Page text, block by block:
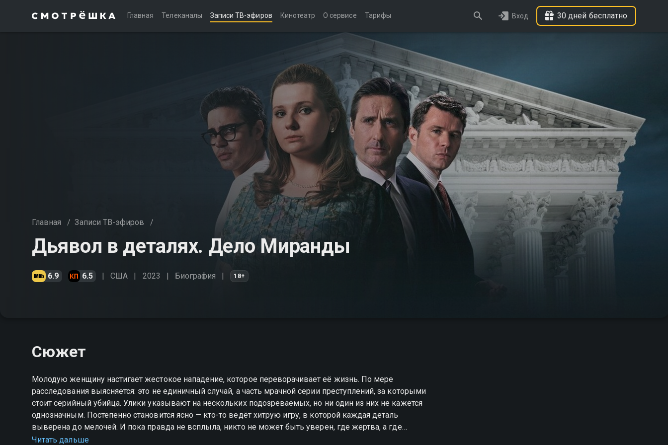
Главная Телеканалы Записи ТВ-эфиров Кинотеатр О сервисе Тарифы Вход 30 дней бесплатно
Главная / Записи ТВ-эфиров /
Дьявол в деталях. Дело Миранды
6.9 6.5 США 2023 Биография 18+
Сюжет
Молодую женщину настигает жестокое нападение, которое переворачивает её жизнь. По мере
расследования выясняется: это не единичный случай, а часть мрачной серии преступлений, за которыми
стоит серийный убийца. Улики указывают на нескольких подозреваемых, но ни один из них не кажется
однозначным. Постепенно становится ясно — кто-то ведёт хитрую игру, в которой каждая деталь
выверена до мелочей. И пока правда не всплыла, никто не может быть уверен, где жертва, а где
кукловод. «Дьявол в деталях. Дело Миранды» — смотрите онлайн в хорошем качестве.
Читать дальше